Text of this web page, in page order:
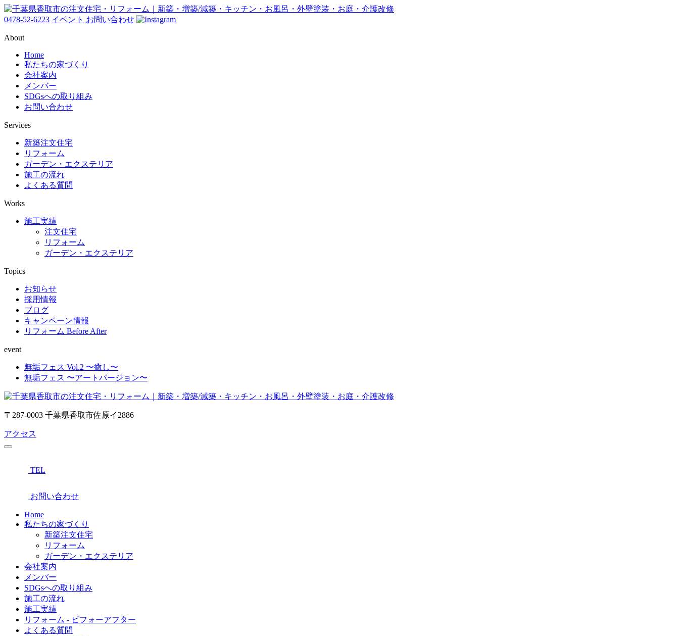
0478-52-6223 イベント お問い合わせ
About
Home
私たちの家づくり
会社案内
メンバー
SDGsへの取り組み
お問い合わせ
Services
新築注文住宅
リフォーム
ガーデン・エクステリア
施工の流れ
よくある質問
Works
施工実績
注文住宅
リフォーム
ガーデン・エクステリア
Topics
お知らせ
採用情報
ブログ
キャンペーン情報
リフォーム Before After
event
無垢フェス Vol.2 〜癒し〜
無垢フェス 〜アートバージョン〜
〒287-0003 千葉県香取市佐原イ2886
アクセス
TEL
お問い合わせ
Home
私たちの家づくり
新築注文住宅
リフォーム
ガーデン・エクステリア
会社案内
メンバー
SDGsへの取り組み
施工の流れ
施工実績
リフォーム - ビフォーアフター
よくある質問